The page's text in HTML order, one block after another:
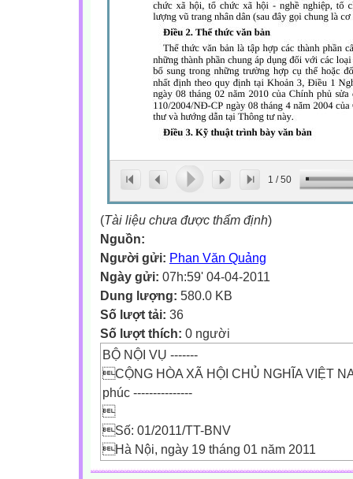
1 /50
(Tài liệu chưa được thẩm định)
Nguồn:
Người gửi: Phan Văn Quảng
Ngày gửi: 07h:59' 04-04-2011
Dung lượng: 580.0 KB
Số lượt tải: 36
Số lượt thích: 0 người
BỘ NỘI VỤ -------
CỘNG HÒA XÃ HỘI CHỦ NGHĨA VIỆT
phúc ---------------

Số: 01/2011/TT-BNV
Hà Nội, ngày 19 tháng 01 năm 2011
